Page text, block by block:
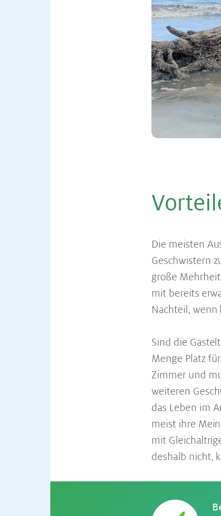
Die meisten
Geschwistern
große
mit bereits
Nachteil,
Sind die
Menge Platz
Zimmer und
weiteren
das Leben im
meist ihre
mit
deshalb nicht,